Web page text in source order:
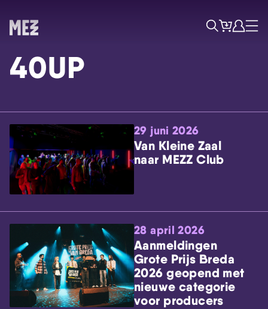
Skip navigatie
ZoekTicketsAccount
Menu
40UP
29 juni 2026
Van Kleine Zaal
naar MEZZ Club
28 april 2026
Aanmeldingen
Grote Prijs Breda
2026 geopend met
nieuwe categorie
voor producers